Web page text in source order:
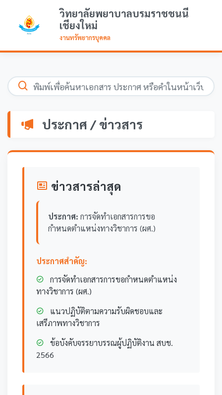
วิทยาลัยพยาบาลบรมราชชนนี
เชียงใหม่
งานทรัพยากรบุคคล
ประกาศ / ข่าวสาร
ข่าวสารล่าสุด
ประกาศ: การจัดทำเอกสารการขอ
กำหนดตำแหน่งทางวิชาการ (ผศ.)
ประกาศสำคัญ:
การจัดทำเอกสารการขอกำหนดตำแหน่ง
ทางวิชาการ (ผศ.)
แนวปฏิบัติตามความรับผิดชอบและ
เสรีภาพทางวิชาการ
ข้อบังคับจรรยาบรรณผู้ปฏิบัติงาน สบช.
2566